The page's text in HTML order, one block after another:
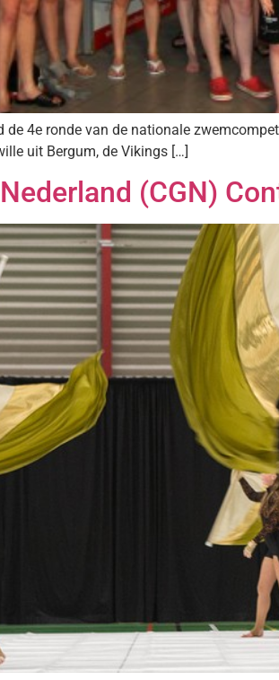
de 4e ronde van de nationale
uit Bergum, de Vikings […]
(CGN)